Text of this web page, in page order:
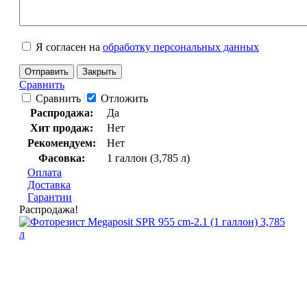
Я согласен на обработку персональных данных
Отправить Закрыть
Сравнить
Сравнить
Отложить
Распродажа:
Да
Хит продаж:
Нет
Рекомендуем:
Нет
Фасовка:
1 галлон (3,785 л)
Оплата
Доставка
Гарантии
Распродажа!